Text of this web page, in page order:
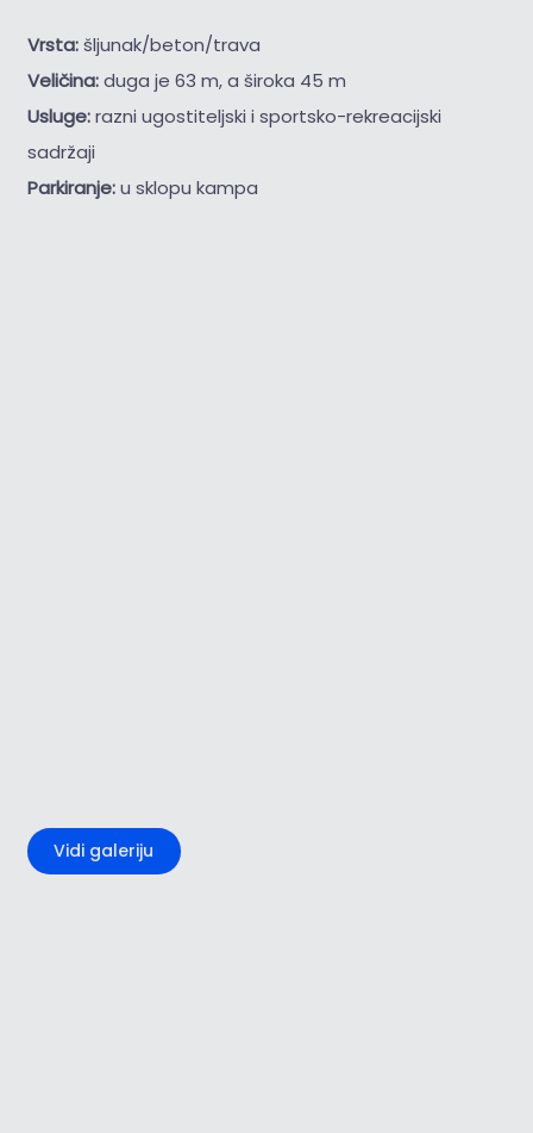
Vrsta:šljunak/beton/trava
Veličina:duga je 63 m, a široka 45 m
Usluge:razni ugostiteljski i sportsko-rekreacijski
sadržaji
Parkiranje:u sklopu kampa
Vidi galeriju